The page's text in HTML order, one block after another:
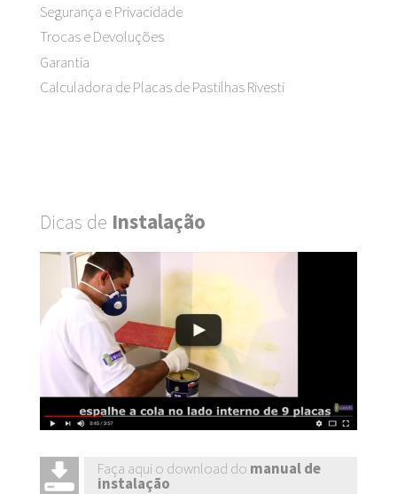
Segurança e Privacidade
Trocas e Devoluções
Garantia
Calculadora de Placas de Pastilhas Rivesti
Dicas de Instalação
Faça aqui o download do manual de
instalação